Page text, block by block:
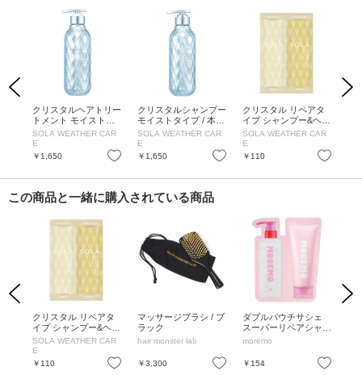
Previous
お気に入り
クリスタルヘアトリー
トメント モイストタ
イプ / 本体 / 400g / ピ
ュアローズサニーの香
り
SOLA WEATHER CAR
E
￥1,650
お気に入り
クリスタルシャンプー
モイストタイプ / 本体
/ 400ml / ピュアローズ
サニーの香り
SOLA WEATHER CAR
E
￥1,650
お気に入り
クリスタル リペアタ
イプ シャンプー&ヘア
トリートメント 2連お
試し / 10ml、10g / ハ
ピネスペアーサニーの
香り
SOLA WEATHER CAR
E
￥110
Next
この商品と一緒に購入されている商品
Previous
お気に入り
クリスタル リペアタ
イプ シャンプー&ヘア
トリートメント 2連お
試し / 10ml、10g / ハ
ピネスペアーサニーの
香り
SOLA WEATHER CAR
E
￥110
お気に入り
マッサージブラシ / ブ
ラック
hair monster lab
￥3,300 お気に入り
ダブルパウチサシェ
スーパーリペアシャン
プー&ヘアトリートメ
ネチャー / 本体 / 10ml
moremo
￥154
Next